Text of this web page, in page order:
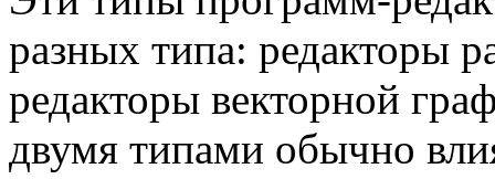
разных типа: редакторы
редакторы векторной
двумя типами обычно